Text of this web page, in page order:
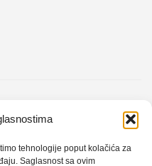
tehnologije poput kolačića za
Saglasnost sa ovim